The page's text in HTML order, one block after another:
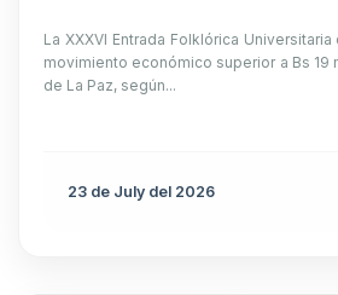
La XXXVI Entrada Folklórica
movimiento económico superior a Bs 19
de La Paz, según...
23 de July del 2026